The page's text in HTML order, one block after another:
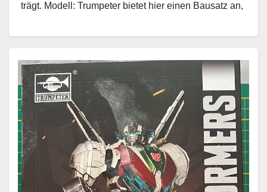
trägt. Modell: Trumpeter bietet hier einen Bausatz an,